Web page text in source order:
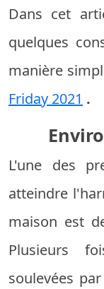
Dans cet
quelques
manière
Friday 2021 .
L'une des
atteindre
maison est
Plusieurs
soulevées